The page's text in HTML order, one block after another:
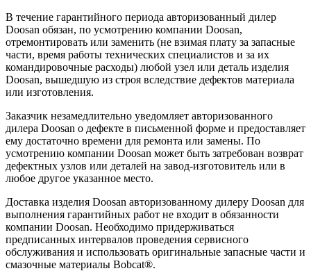
В течение гарантийного периода авторизованный дилер
Doosan обязан, по усмотрению компании Doosan,
отремонтировать или заменить (не взимая плату за запасные
части, время работы технических специалистов и за их
командировочные расходы) любой узел или деталь изделия
Doosan, вышедшую из строя вследствие дефектов материала
или изготовления.
Заказчик незамедлительно уведомляет авторизованного
дилера Doosan о дефекте в письменной форме и предоставляет
ему достаточно времени для ремонта или замены. По
усмотрению компании Doosan может быть затребован возврат
дефектных узлов или деталей на завод-изготовитель или в
любое другое указанное место.
Доставка изделия Doosan авторизованному дилеру Doosan для
выполнения гарантийных работ не входит в обязанности
компании Doosan. Необходимо придерживаться
предписанных интервалов проведения сервисного
обслуживания и использовать оригинальные запасные части и
смазочные материалы Bobcat®.